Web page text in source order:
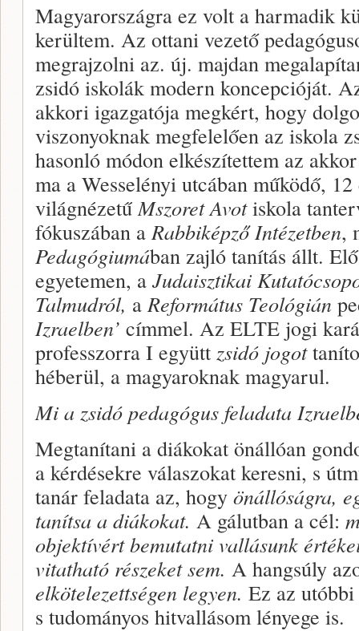
Magyarországra ez volt a harmadik
kerültem. Az ottani vezető
megrajzolni az. új. majdan
zsidó iskolák modern koncepcióját.
akkori igazgatója megkért, hogy
viszonyoknak megfelelően az iskola
hasonló módon elkészítettem az
ma a Wesselényi utcában működő,
világnézetűMszoret Avotiskola
fókuszában aRabbiképző Intézetben,
Pedagógiumában zajló tanítás állt.
egyetemen, a Judaisztikai
Talmudról, aReformátus Teológián
Izraelben’ címmel. Az ELTE jogi
professzorra I együtt zsidó jogot
héberül, a magyaroknak magyarul.
Mi a zsidó pedagógus feladata
Megtanítani a diákokat önállóan
a kérdésekre válaszokat keresni, s
tanár feladata az, hogy önállóságra,
tanítsa a diákokat. A gálutban a cél:
objektívért bemutatni vallásunk
vitatható részeket sem. A hangsúly
elkötelezettségen legyen. Ez az
s tudományos hitvallásom lényege is.